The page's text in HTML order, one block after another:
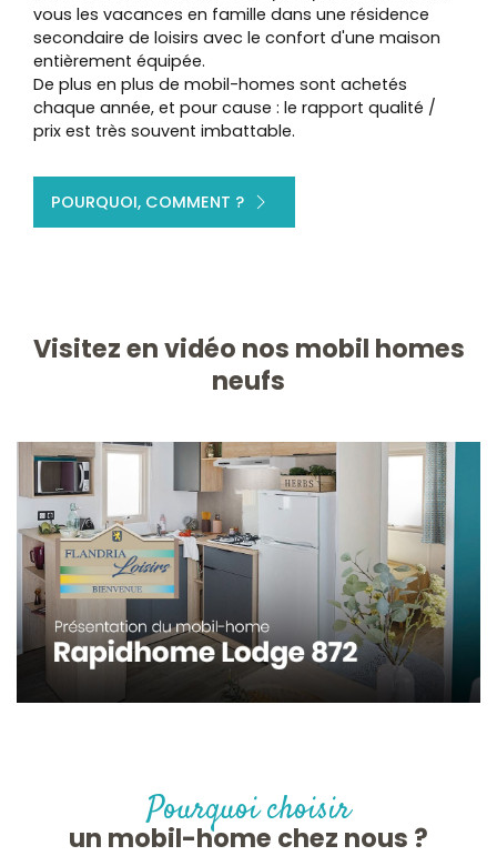
vous les vacances en famille dans une résidence
secondaire de loisirs avec le confort d'une maison
entièrement équipée.
De plus en plus de mobil-homes sont achetés
chaque année, et pour cause : le rapport qualité /
prix est très souvent imbattable.
POURQUOI, COMMENT ?
Visitez en vidéo nos mobil homes
neufs
Pourquoi choisir
un mobil-home chez nous ?